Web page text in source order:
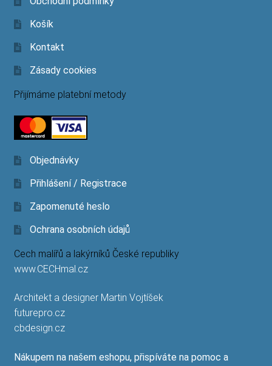
Košík
Kontakt
Zásady cookies
Přijímáme platební metody
Objednávky
Přihlášení / Registrace
Zapomenuté heslo
Ochrana osobních údajů
Cech malířů a lakýrníků České republiky
www.CECHmal.cz
Architekt a designer Martin Vojtíšek
futurepro.cz
cbdesign.cz
Nákupem na našem eshopu, přispíváte na pomoc a